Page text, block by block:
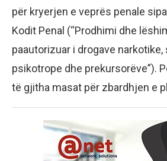
për kryerjen e veprës penale
Kodit Penal (“Prodhimi dhe
paautorizuar i drogave
psikotrope dhe prekursorëve”).
të gjitha masat për zbardhjen e